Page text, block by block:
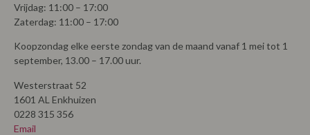
Vrijdag: 11:00 – 17:00
Zaterdag: 11:00 – 17:00
Koopzondag elke eerste zondag van de maand vanaf 1 mei tot 1
september, 13.00 – 17.00 uur.
Westerstraat 52
1601 AL Enkhuizen
0228 315 356
Email